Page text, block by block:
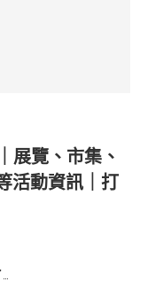
展覽、市集、
活動資訊｜打